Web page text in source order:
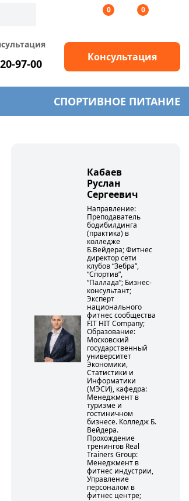
0 0
97-00 Консультация
СПОРТИВНОЕ ПИТАНИЕ
Кабаев
Руслан
Сергеевич
Направление:
Преподаватель
бодибилдинга
(практика) в
колледже
Б.Вейдера; Фитнес
директор сети
клубов “Зебра”,
“Спортив”,
“Паллада”; Бизнес-
консультант;
Эксперт
национального
фитнес сообщества
FIT HIT Company;
Образование:
Московский
государственный
университет
Экономики,
Статистики и
Информатики
(МЭСИ), кафедра:
Менеджмент в
туризме и
гостиничном
бизнесе. Колледж Б.
Вейдера.
Прохождение
тренингов Real
Trainers Group:
Менеджмент в
фитнес индустрии,
Управление
персоналом в
фитнес центре;